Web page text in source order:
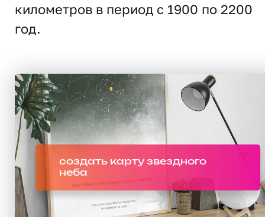
километров в период с 1900 по 2200
год.
создать карту звездного
неба